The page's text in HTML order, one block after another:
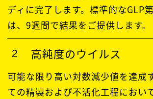
ディに完了します。標準的なGLP
は、9週間で結果をご提供します。
高純度のウイルス
可能な限り高い対数減少値を達成
ての精製および不活化工程におい